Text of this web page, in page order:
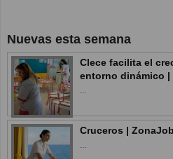
Nuevas esta semana
Clece facilita el
entorno dinámico |
Cruceros |